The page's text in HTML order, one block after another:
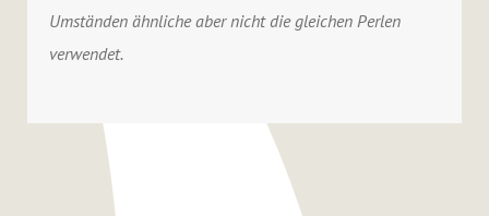
Umständen ähnliche aber nicht die gleichen Perlen
verwendet.